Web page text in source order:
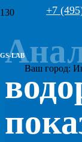
GS-LAB
+7
Ваш город: